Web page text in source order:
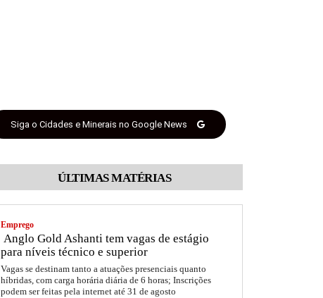
Siga o Cidades e Minerais no Google News
ÚLTIMAS MATÉRIAS
Emprego
Anglo Gold Ashanti tem vagas de estágio
para níveis técnico e superior
Vagas se destinam tanto a atuações presenciais quanto
híbridas, com carga horária diária de 6 horas; Inscrições
podem ser feitas pela internet até 31 de agosto